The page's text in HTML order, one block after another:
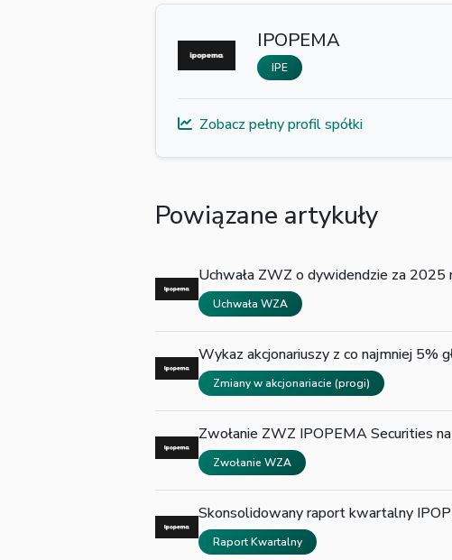
IPOPEMA
IPE
Zobacz pełny profil spółki
Powiązane artykuły
Uchwała ZWZ o dywidendzie za 2025
Uchwała WZA
Wykaz akcjonariuszy z co najmniej 5%
Zmiany w akcjonariacie (progi)
Zwołanie ZWZ IPOPEMA Securities
Zwołanie WZA
Skonsolidowany raport kwartalny
Raport Kwartalny